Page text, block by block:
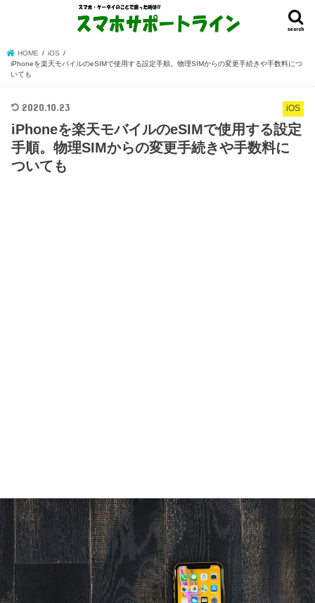
search
HOME
iOS
iPhoneを楽天モバイルのeSIMで使用する設定手順。物理SIMからの変更手続きや手数料につ
いても
iOS
2020.10.23
iPhoneを楽天モバイルのeSIMで使用する設定
手順。物理SIMからの変更手続きや手数料に
ついても